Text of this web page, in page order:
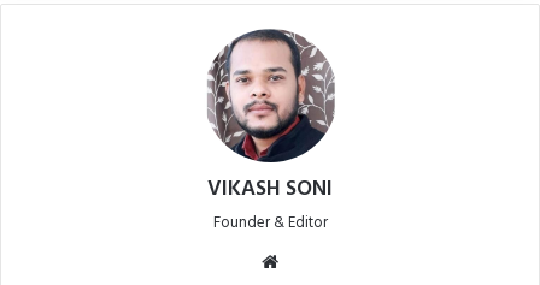
VIKASH SONI
Founder & Editor